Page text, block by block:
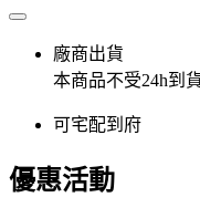
廠商出貨
本商品不受24h到
可宅配到府
優惠活動